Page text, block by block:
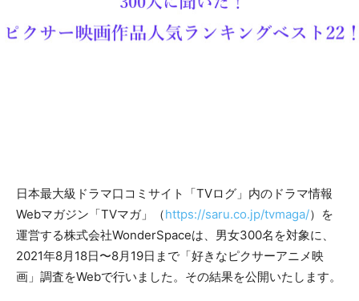
日本最大級ドラマ口コミサイト「TVログ」内のドラマ情報
Webマガジン「TVマガ」（https://saru.co.jp/tvmaga/）を
運営する株式会社WonderSpaceは、男女300名を対象に、
2021年8月18日〜8月19日まで「好きなピクサーアニメ映
画」調査をWebで行いました。その結果を公開いたします。